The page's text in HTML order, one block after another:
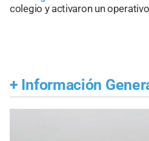
colegio y activaron un
+ Información